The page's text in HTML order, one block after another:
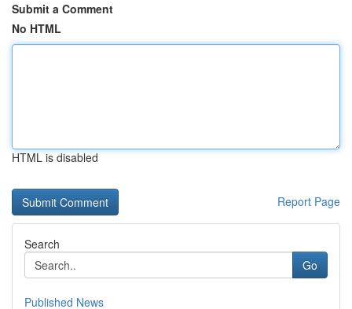
Submit a Comment
No HTML
HTML is disabled
Report Page
Search
Go
Published News